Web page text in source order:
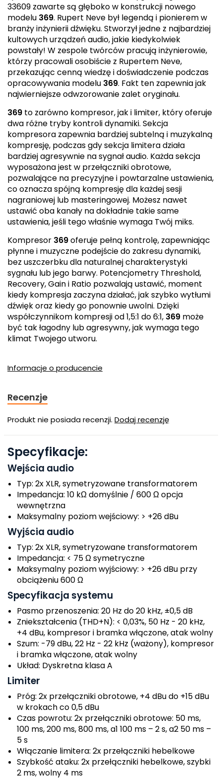
33609 zawarte są głęboko w konstrukcji nowego
modelu 369. Rupert Neve był legendą i pionierem w
branży inżynierii dźwięku. Stworzył jedne z najbardziej
kultowych urządzeń audio, jakie kiedykolwiek
powstały! W zespole twórców pracują inżynierowie,
którzy pracowali osobiście z Rupertem Neve,
przekazując cenną wiedzę i doświadczenie podczas
opracowywania modelu 369. Fakt ten zapewnia jak
najwierniejsze odwzorowanie zalet oryginału.
369 to zarówno kompresor, jak i limiter, który oferuje
dwa różne tryby kontroli dynamiki. Sekcja
kompresora zapewnia bardziej subtelną i muzykalną
kompresję, podczas gdy sekcja limitera działa
bardziej agresywnie na sygnał audio. Każda sekcja
wyposażona jest w przełączniki obrotowe,
pozwalające na precyzyjne i powtarzalne ustawienia,
co oznacza spójną kompresję dla każdej sesji
nagraniowej lub masteringowej. Możesz nawet
ustawić oba kanały na dokładnie takie same
ustawienia, jeśli tego właśnie wymaga Twój miks.
Kompresor 369oferuje pełną kontrolę, zapewniając
płynne i muzyczne podejście do zakresu dynamiki,
bez uszczerbku dla naturalnej charakterystyki
sygnału lub jego barwy. Potencjometry Threshold,
Recovery, Gain i Ratio pozwalają ustawić, moment
kiedy kompresja zaczyna działać, jak szybko wytłumi
dźwięk oraz kiedy go ponownie uwolni. Dzięki
współczynnikom kompresji od 1,5:1 do 6:1, 369 może
być tak łagodny lub agresywny, jak wymaga tego
klimat Twojego utworu.
Informacje o producencie
Recenzje
Produkt nie posiada recenzji. Dodaj recenzję
Specyfikacje:
Wejścia audio
Typ: 2x XLR, symetryzowane transformatorem
Impedancja: 10 kΩ domyślnie / 600 Ω opcja
wewnętrzna
Maksymalny poziom wejściowy: > +26 dBu
Wyjścia audio
Typ: 2x XLR, symetryzowane transformatorem
Impedancja: < 75 Ω symetryczne
Maksymalny poziom wyjściowy: > +26 dBu przy
obciążeniu 600 Ω
Specyfikacja systemu
Pasmo przenoszenia: 20 Hz do 20 kHz, ±0,5 dB
Zniekształcenia (THD+N): < 0,03%, 50 Hz - 20 kHz,
+4 dBu, kompresor i bramka włączone, atak wolny
Szum: -79 dBu, 22 Hz - 22 kHz (ważony), kompresor
i bramka włączone, atak wolny
Układ: Dyskretna klasa A
Limiter
Próg: 2x przełączniki obrotowe, +4 dBu do +15 dBu
w krokach co 0,5 dBu
Czas powrotu: 2x przełączniki obrotowe: 50 ms,
100 ms, 200 ms, 800 ms, a1 100 ms – 2 s, a2 50 ms –
5 s
Włączanie limitera: 2x przełączniki hebelkowe
Szybkość ataku: 2x przełączniki hebelkowe, szybki
2 ms, wolny 4 ms